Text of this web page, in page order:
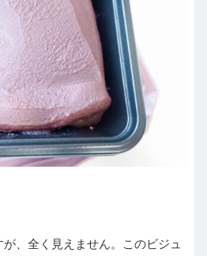
、全く見えません。このビジュ